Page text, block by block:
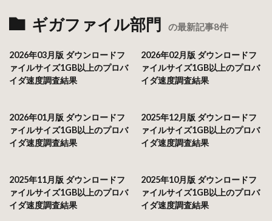
ギガファイル部門 の最新記事8件
2026年03月版 ダウンロードフ
ァイルサイズ1GB以上のプロバ
イダ速度調査結果
2026年02月版 ダウンロードフ
ァイルサイズ1GB以上のプロバ
イダ速度調査結果
2026年01月版 ダウンロードフ
ァイルサイズ1GB以上のプロバ
イダ速度調査結果
2025年12月版 ダウンロードフ
ァイルサイズ1GB以上のプロバ
イダ速度調査結果
2025年11月版 ダウンロードフ
ァイルサイズ1GB以上のプロバ
イダ速度調査結果
2025年10月版 ダウンロードフ
ァイルサイズ1GB以上のプロバ
イダ速度調査結果